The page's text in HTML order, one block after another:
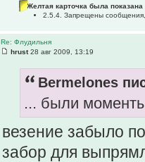
Желтая карточка была показана
2.5.4. Запрещены
Re: Флудильня
hrust28 авг 2009, 13:19
Bermelones
... были
везение забыло
забор для